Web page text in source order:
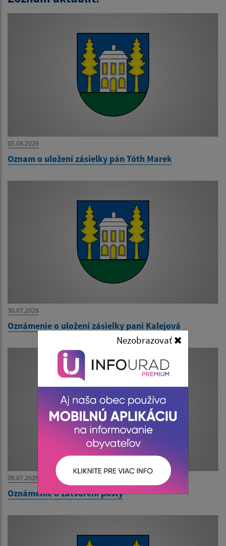
Nezobrazovať
05.08.2026
Oznam o uložení zásielky pán Tóth Marek
30.07.2026
Oznámenie o uložení zásielky pani Kalejová
09.07.2026
Oznámenie o zatvorení pošty